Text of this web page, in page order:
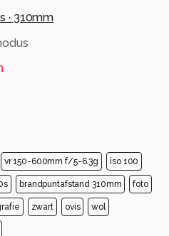
· 310mm
vr 150-600mm f/5-6.3g iso 100
brandpuntafstand 310mm foto
zwart ovis wol